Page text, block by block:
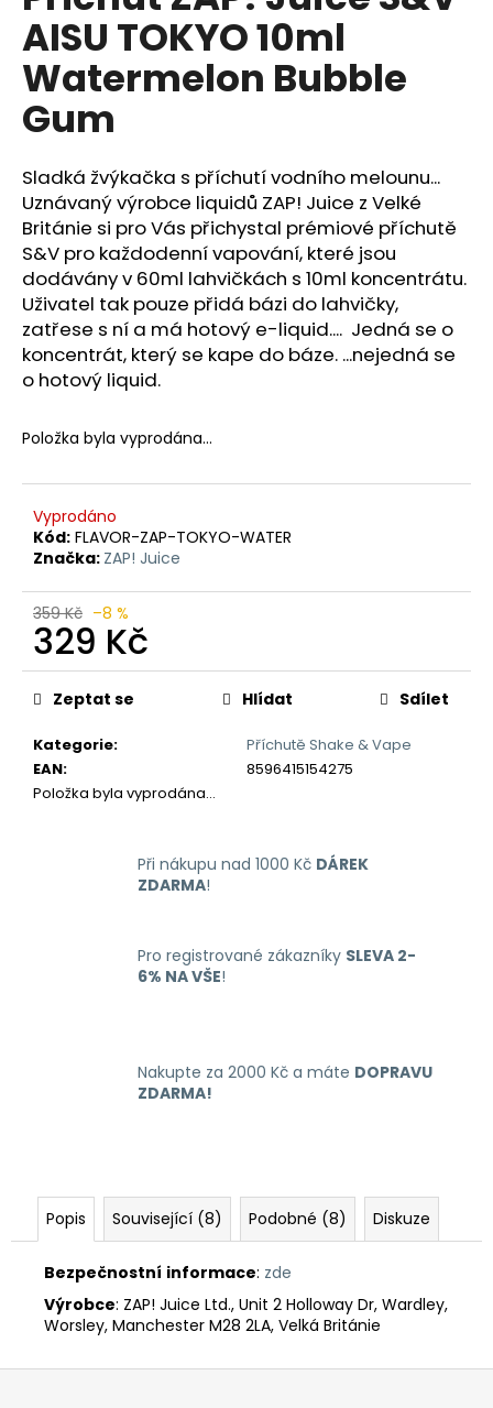
0,0
z
5
hvězdiček.
AISU TOKYO 10ml
Watermelon Bubble
Gum
Sladká žvýkačka s příchutí vodního melounu...
Uznávaný výrobce liquidů ZAP! Juice z Velké
Británie si pro Vás přichystal prémiové příchutě
S&V pro každodenní vapování, které jsou
dodávány v 60ml lahvičkách s 10ml koncentrátu.
Uživatel tak pouze přidá bázi do lahvičky,
zatřese s ní a má hotový e-liquid.... Jedná se o
koncentrát, který se kape do báze. ...nejedná se
o hotový liquid.
Položka byla vyprodána…
Vyprodáno
Kód: FLAVOR-ZAP-TOKYO-WATER
Značka: ZAP! Juice
359 Kč –8 %
329 Kč
Měrná
cena:
Kategorie:
Příchutě Shake & Vape
EAN:
8596415154275
Položka byla vyprodána…
Zeptat se Hlídat Sdílet
Při nákupu nad 1000 Kč DÁREK
ZDARMA!
Pro registrované zákazníky SLEVA 2-
6% NA VŠE!
Nakupte za 2000 Kč a máte DOPRAVU
ZDARMA!
Popis Související (8) Podobné (8) Diskuze
Bezpečnostní informace: zde
Výrobce: ZAP! Juice Ltd., Unit 2 Holloway Dr, Wardley,
Worsley, Manchester M28 2LA, Velká Británie
a
j
í
t
?
HLEDAT
D
o
r
u
e
m
e
ARAMAX
CIGAR
TOBACCO
4X10ML-
18MG